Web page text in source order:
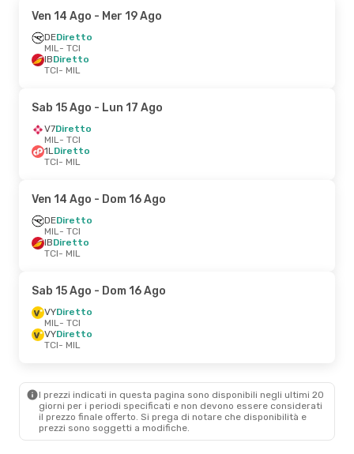
Ven 14 Ago - Mer 19 Ago
DEDiretto
MIL- TCI
IBDiretto
TCI- MIL
Sab 15 Ago - Lun 17 Ago
V7Diretto
MIL- TCI
1LDiretto
TCI- MIL
Ven 14 Ago - Dom 16 Ago
DEDiretto
MIL- TCI
IBDiretto
TCI- MIL
Sab 15 Ago - Dom 16 Ago
VYDiretto
MIL- TCI
VYDiretto
TCI- MIL
I prezzi indicati in questa pagina sono disponibili negli ultimi 20
giorni per i periodi specificati e non devono essere considerati
il ​​prezzo finale offerto. Si prega di notare che disponibilità e
prezzi sono soggetti a modifiche.